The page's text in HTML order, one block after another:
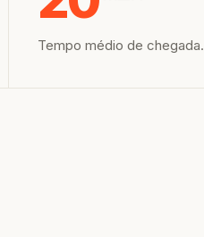
Tempo médio de chegada.